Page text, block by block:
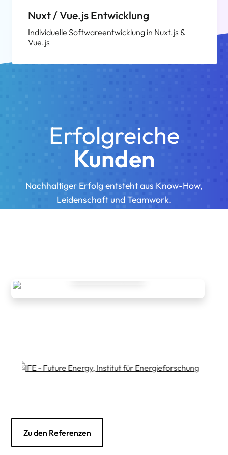
Nuxt / Vue.js Entwicklung
Individuelle Softwareentwicklung in Nuxt.js &
Vue.js
Erfolgreiche
Kunden
Nachhaltiger Erfolg entsteht aus Know-How,
Leidenschaft und Teamwork.
Zu den Referenzen